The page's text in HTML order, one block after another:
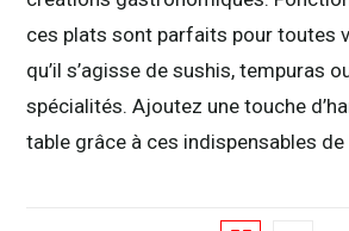
ces plats sont parfaits pour toutes
qu’il s’agisse de sushis, tempuras
spécialités. Ajoutez une touche
table grâce à ces indispensables de